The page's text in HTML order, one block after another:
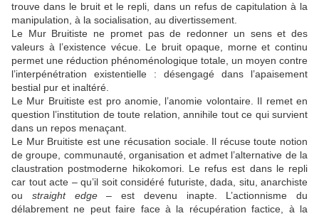
trouve dans le bruit et le repli, dans un refus de capitulation à la
manipulation, à la socialisation, au divertissement.
Le Mur Bruitiste ne promet pas de redonner un sens et des
valeurs à l’existence vécue. Le bruit opaque, morne et continu
permet une réduction phénoménologique totale, un moyen contre
l’interpénétration existentielle : désengagé dans l’apaisement
bestial pur et inaltéré.
Le Mur Bruitiste est pro anomie, l’anomie volontaire. Il remet en
question l’institution de toute relation, annihile tout ce qui survient
dans un repos menaçant.
Le Mur Bruitiste est une récusation sociale. Il récuse toute notion
de groupe, communauté, organisation et admet l’alternative de la
claustration postmoderne hikokomori. Le refus est dans le repli
car tout acte – qu’il soit considéré futuriste, dada, situ, anarchiste
ou straight edge– est devenu inapte. L’actionnisme du
délabrement ne peut faire face à la récupération factice, à la